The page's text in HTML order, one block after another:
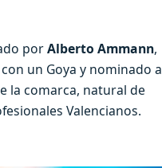
porAlberto Ammann,
un Goya y nominado a
la comarca, natural de
Valencianos.